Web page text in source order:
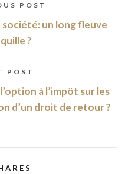
POST
un long fleuve
?
POST
à l’impôt sur les
d’un droit de retour ?